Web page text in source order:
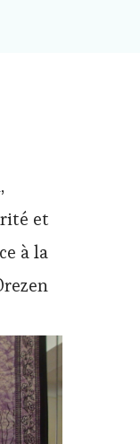
et
à la